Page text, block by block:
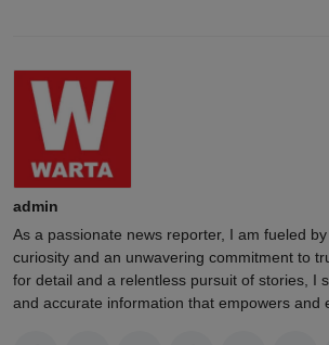
admin
As a passionate news reporter, I am fueled
curiosity and an unwavering commitment to
for detail and a relentless pursuit of stories, I
and accurate information that empowers and